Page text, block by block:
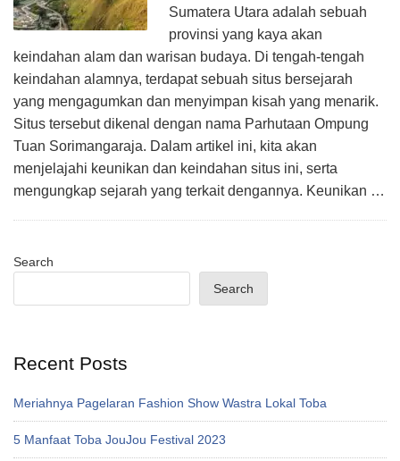
Sumatera Utara adalah sebuah
provinsi yang kaya akan
keindahan alam dan warisan budaya. Di tengah-tengah
keindahan alamnya, terdapat sebuah situs bersejarah
yang mengagumkan dan menyimpan kisah yang menarik.
Situs tersebut dikenal dengan nama Parhutaan Ompung
Tuan Sorimangaraja. Dalam artikel ini, kita akan
menjelajahi keunikan dan keindahan situs ini, serta
mengungkap sejarah yang terkait dengannya. Keunikan …
Search
Search
Recent Posts
Meriahnya Pagelaran Fashion Show Wastra Lokal Toba
5 Manfaat Toba JouJou Festival 2023